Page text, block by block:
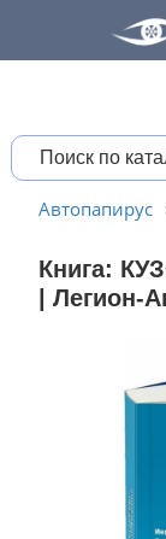
Автопапирус
Книга:
| Легион-